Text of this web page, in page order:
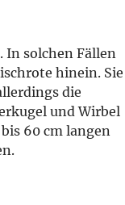
In solchen Fällen
hinein. Sie
die
und Wirbel
60 cm langen